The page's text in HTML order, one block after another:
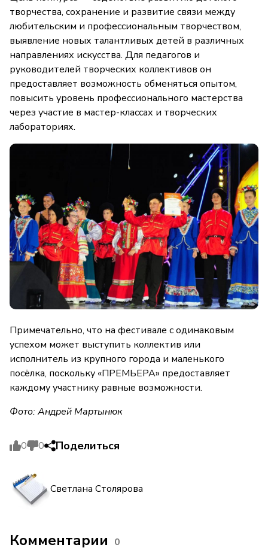
творчества, сохранение и развитие связи между
любительским и профессиональным творчеством,
выявление новых талантливых детей в различных
направлениях искусства. Для педагогов и
руководителей творческих коллективов он
предоставляет возможность обменяться опытом,
повысить уровень профессионального мастерства
через участие в мастер-классах и творческих
лабораториях.
Примечательно, что на фестивале с одинаковым
успехом может выступить коллектив или
исполнитель из крупного города и маленького
посёлка, поскольку «ПРЕМЬЕРА» предоставляет
каждому участнику равные возможности.
Фото: Андрей Мартынюк
0 0 Поделиться
Светлана Столярова
Комментарии 0